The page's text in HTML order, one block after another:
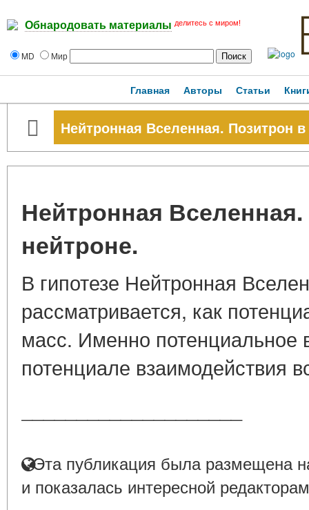
Обнародовать материалы делитесь с миром!
MD Мир
Главная Авторы Статьи
Нейтронная Вселенная. Позитрон
Нейтронная
нейтроне.
В гипотезе Нейтронная
рассматривается, как
масс. Именно потенциальное
потенциале взаимодействия
Эта публикация была размещена
и показалась интересной